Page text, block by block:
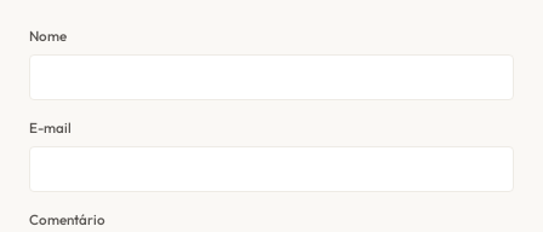
Nome
E-mail
Comentário